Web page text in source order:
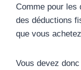
Comme pour
des déductions
que vous
Vous devez